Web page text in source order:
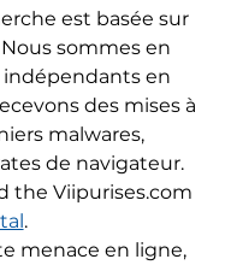
est basée sur
sommes en
en
des mises à
malwares,
de navigateur.
the Viipurises.com
.
menace en ligne,